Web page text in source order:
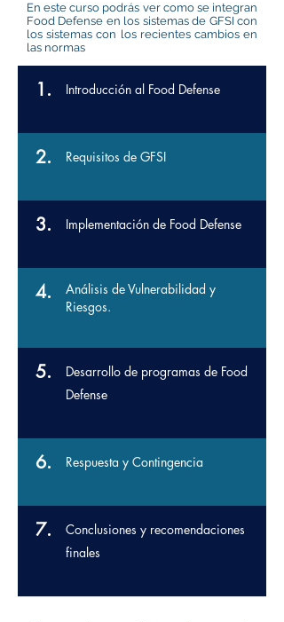
En este curso podrás ver como se integran
Food Defense en los sistemas de GFSI con
los sistemas con los recientes cambios en
las normas
1. Introducción al Food Defense
2. Requisitos de GFSI
3. Implementación de Food Defense
4.
Análisis de Vulnerabilidad y
Riesgos.
5.
Desarrollo de programas de Food
Defense
6. Respuesta y Contingencia
7.
Conclusiones y recomendaciones
finales